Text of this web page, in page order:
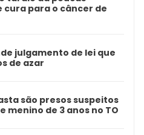
cura para o câncer de
julgamento de lei que
de azar
são presos suspeitos
menino de 3 anos no TO